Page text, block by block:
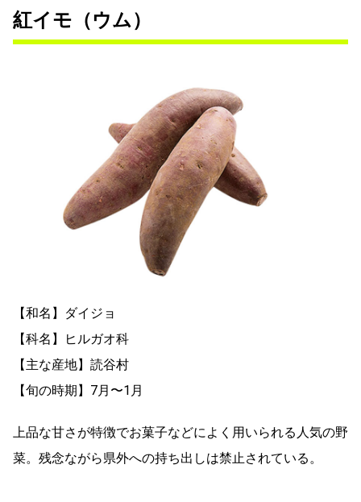
紅イモ（ウム）
【和名】ダイジョ
【科名】ヒルガオ科
【主な産地】読谷村
【旬の時期】7月〜1月
上品な甘さが特徴でお菓子などによく用いられる人気の野
菜。残念ながら県外への持ち出しは禁止されている。